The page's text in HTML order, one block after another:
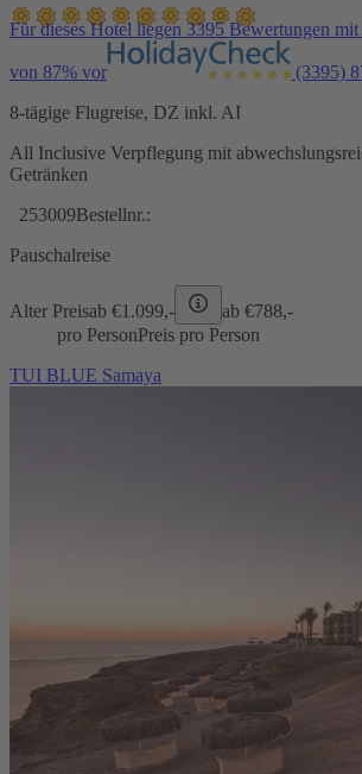
Für dieses Hotel liegen 3395 Bewertungen
von 87% vor (3395)
8-tägige Flugreise, DZ inkl. AI
All Inclusive Verpflegung mit
Getränken
253009Bestellnr.:
Pauschalreise
Alter Preisab €1.099,- ab €788,-
pro PersonPreis pro Person
TUI BLUE Samaya